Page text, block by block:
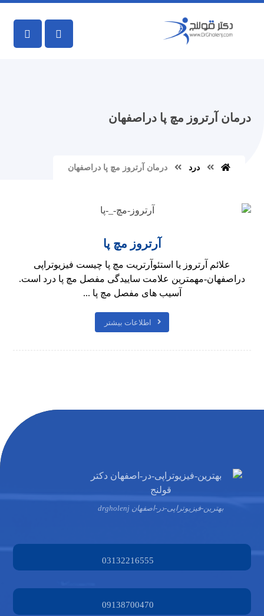
درمان آرتروز مچ پا دراصفهان
درد درمان آرتروز مچ پا دراصفهان
آرتروز مچ پا
علائم آرتروز یا استئوآرتریت مچ پا چیست فیزیوتراپی
دراصفهان-مهمترین علامت ساییدگی مفصل مچ پا درد است.
آسیب های مفصل مچ پا ...
اطلاعات بیشتر
بهترین-فیزیوتراپی-در-اصفهان drgholenj
03132216555
09138700470